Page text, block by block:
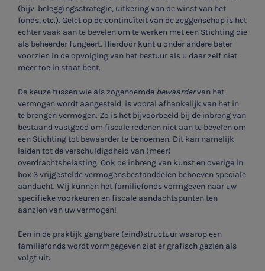
(bijv. beleggingsstrategie, uitkering van de winst van het
fonds, etc.). Gelet op de continuïteit van de zeggenschap is het
echter vaak aan te bevelen om te werken met een Stichting die
als beheerder fungeert. Hierdoor kunt u onder andere beter
voorzien in de opvolging van het bestuur als u daar zelf niet
meer toe in staat bent.
De keuze tussen wie als zogenoemde bewaardervan het
vermogen wordt aangesteld, is vooral afhankelijk van het in
te brengen vermogen. Zo is het bijvoorbeeld bij de inbreng van
bestaand vastgoed om fiscale redenen niet aan te bevelen om
een Stichting tot bewaarder te benoemen. Dit kan namelijk
leiden tot de verschuldigdheid van (meer)
overdrachtsbelasting. Ook de inbreng van kunst en overige in
box 3 vrijgestelde vermogensbestanddelen behoeven speciale
aandacht. Wij kunnen het familiefonds vormgeven naar uw
specifieke voorkeuren en fiscale aandachtspunten ten
aanzien van uw vermogen!
Een in de praktijk gangbare (eind)structuur waarop een
familiefonds wordt vormgegeven ziet er grafisch gezien als
volgt uit: